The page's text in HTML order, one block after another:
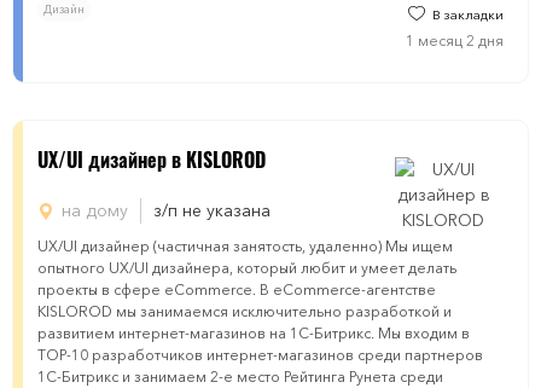
Дизайн В закладки
1 месяц 2 дня
UX/UI дизайнер в KISLOROD
на дому з/п не указана
UX/UI дизайнер (частичная занятость, удаленно) Мы ищем
опытного UX/UI дизайнера, который любит и умеет делать
проекты в сфере eCommerce. В eCommerce-агентстве
KISLOROD мы занимаемся исключительно разработкой и
развитием интернет-магазинов на 1С-Битрикс. Мы входим в
TOP-10 разработчиков интернет-магазинов среди партнеров
1C-Битрикс и занимаем 2-е место Рейтинга Рунета среди